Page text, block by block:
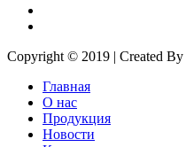
Copyright © 2019 | Created By
Главная
О нас
Продукция
Новости